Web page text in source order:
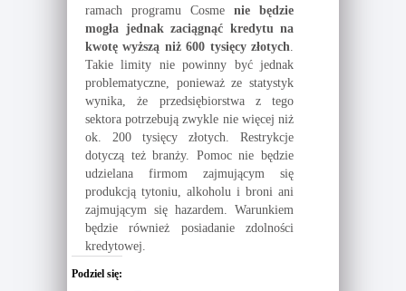
ramach programu Cosme nie będzie
mogła jednak zaciągnąć kredytu na
kwotę wyższą niż 600 tysięcy złotych.
Takie limity nie powinny być jednak
problematyczne, ponieważ ze statystyk
wynika, że przedsiębiorstwa z tego
sektora potrzebują zwykle nie więcej niż
ok. 200 tysięcy złotych. Restrykcje
dotyczą też branży. Pomoc nie będzie
udzielana firmom zajmującym się
produkcją tytoniu, alkoholu i broni ani
zajmującym się hazardem. Warunkiem
będzie również posiadanie zdolności
kredytowej.
Podziel się: